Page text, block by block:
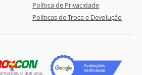
Política de Privacidade
Políticas de Troca e Devolução